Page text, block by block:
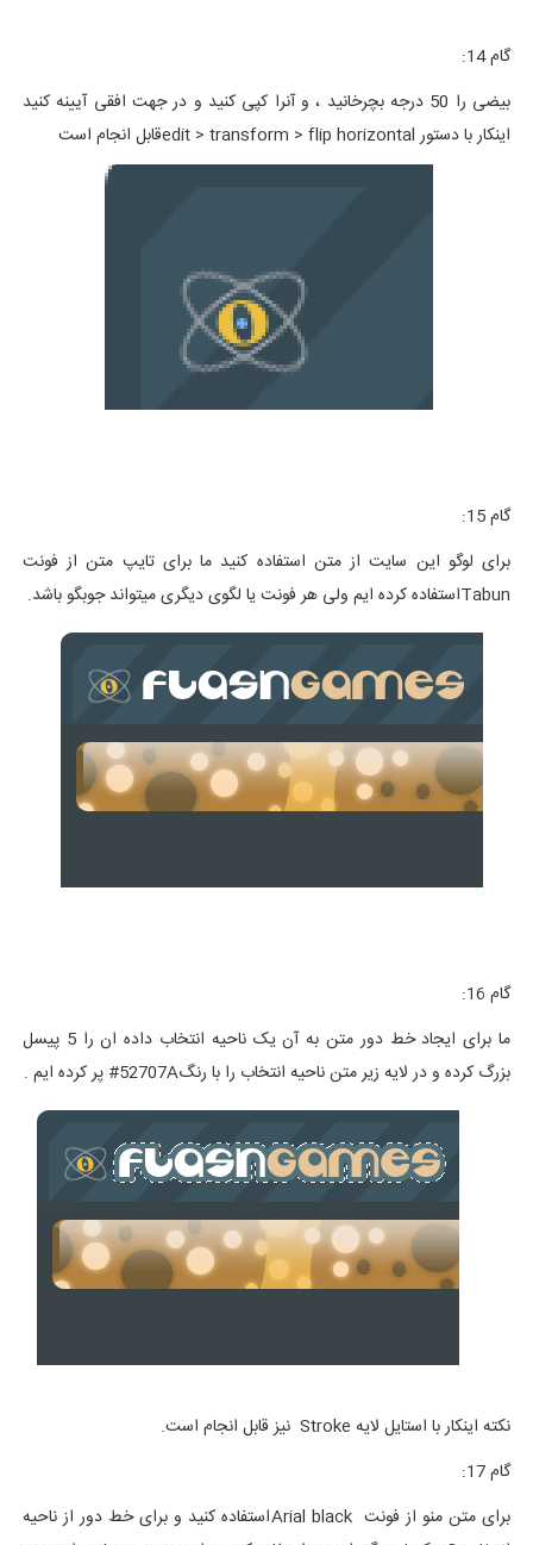
گام 14:
بیضی را 50 درجه بچرخانید ، و آنرا کپی کنید و در جهت افقی آیینه کنید
اینکار با دستور edit > transform > flip horizontalقابل انجام است
گام 15:
برای لوگو این سایت از متن استفاده کنید ما برای تایپ متن از فونت
Tabunاستفاده کرده ایم ولی هر فونت یا لگوی دیگری میتواند جوبگو باشد.
گام 16:
ما برای ایجاد خط دور متن به آن یک ناحیه انتخاب داده ان را 5 پیسل
بزرگ کرده و در لایه زیر متن ناحیه انتخاب را با رنگ52707A# پر کرده ایم .
نکته اینکار با استایل لایه Stroke نیز قابل انجام است.
گام 17:
برای متن منو از فونت Arial blackاستفاده کنید و برای خط دور از ناحیه